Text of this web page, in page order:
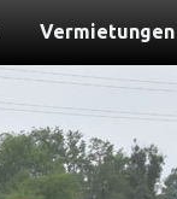
Vermietungen